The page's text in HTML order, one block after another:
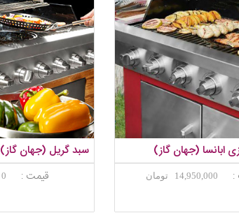
ابانسا (جهان گاز)
: 14,950,000 تومان
سبد گریل (جهان گاز)
قیمت : 0 تومان